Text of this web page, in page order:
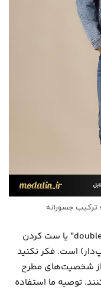
ترکیب جسورانه
یکی از ترندهای قوی این سال‌ها “double denim” یا ست کردن
است. فکر نکنید
از شخصیت‌های مطرح
توصیه ما استفاده